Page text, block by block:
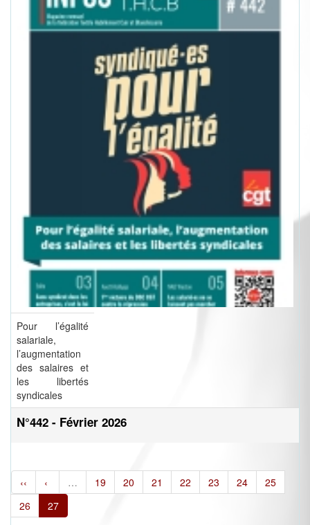
Pour l’égalité
salariale,
l’augmentation
des salaires et
les libertés
syndicales
N°442 - Février 2026
‹‹ ‹ … 19 20 21 22 23 24
25
26
27